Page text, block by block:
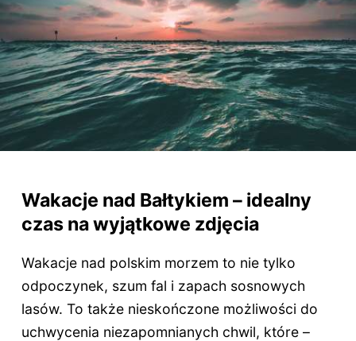
Wakacje nad Bałtykiem – idealny
czas na wyjątkowe zdjęcia
Wakacje nad polskim morzem to nie tylko
odpoczynek, szum fal i zapach sosnowych
lasów. To także nieskończone możliwości do
uchwycenia niezapomnianych chwil, które –